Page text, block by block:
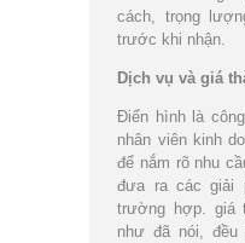
cách, trọng
trước khi nhận.
Dịch vụ và giá
Điển hình là
nhân viên kinh
để nắm rõ nhu
đưa ra các giải
trường hợp. giá
như đã nói, đều